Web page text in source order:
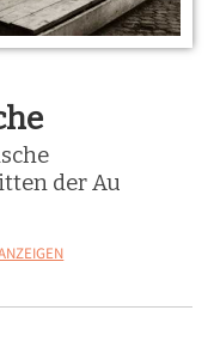
der Au